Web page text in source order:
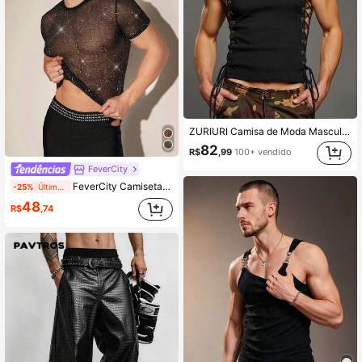
FeverCity
-25% FeverCity Camiseta Masculina de Manga Curta Transparente com Design Cintilante, para Sair, Presente para Namorado, Verão
R$48,74
ZURIURI Camisa de Moda Masculina com Desenho de Ilhós e Cadarço, Gola Redonda, Cor Sólida
R$82,99 100+ vendido